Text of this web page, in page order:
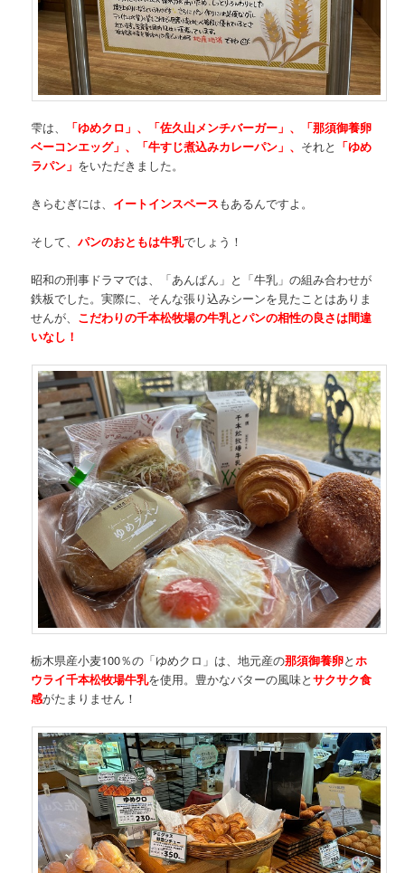
雫は、
「ゆめクロ」、「佐久山メンチバーガー」、「那須御養卵
ベーコンエッグ」、「牛すじ煮込みカレーパン」、 それと 「ゆめ
ラパン」 をいただきました。
きらむぎには、 イートインスペースもあるんですよ。
そして、パンのおともは牛乳でしょう！
昭和の刑事ドラマでは、「あんぱん」と「牛乳」の組み合わせが
鉄板でした。実際に、そんな張り込みシーンを見たことはありま
せんが、 こだわりの千本松牧場の牛乳とパンの相性の良さは間違
いなし！
栃木県産小麦100％の「ゆめクロ」は、地元産の那須御養卵とホ
ウライ千本松牧場牛乳を使用。豊かなバターの風味とサクサク食
感がたまりません！